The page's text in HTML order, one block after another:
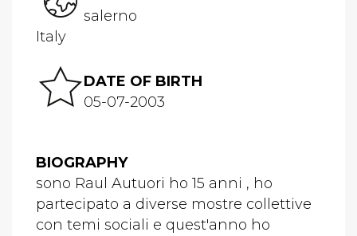
salerno
Italy
DATE OF BIRTH
05-07-2003
BIOGRAPHY
sono Raul Autuori ho 15 anni , ho
partecipato a diverse mostre collettive
con temi sociali e quest'anno ho